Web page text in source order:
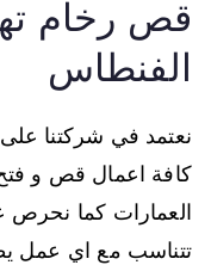
قص رخام
الفنطاس
نعتمد في شركتنا
كافة اعمال قص و فتح
العمارات كما نحرص
تتناسب مع اي عمل